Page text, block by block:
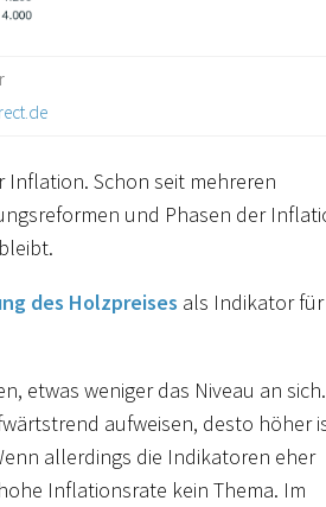
Schon seit mehreren
und Phasen der
des Holzpreises als Indikator für
etwas weniger das Niveau an sich.
aufweisen, desto höher
allerdings die Indikatoren eher
Inflationsrate kein Thema. Im